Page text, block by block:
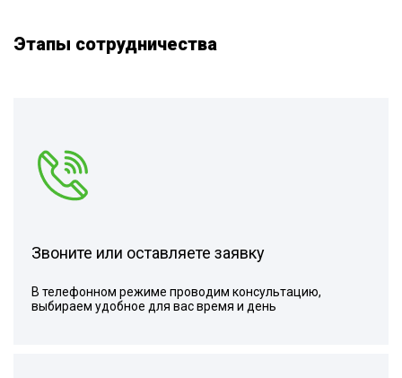
Этапы сотрудничества
Звоните или оставляете заявку
В телефонном режиме проводим консультацию,
выбираем удобное для вас время и день